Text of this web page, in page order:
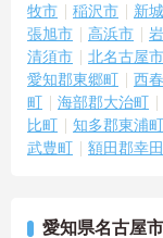
牧市
稲沢市 新
張旭市
高浜市
清須市
北名古屋市
愛知郡東郷町
西
町
海部郡大治町
比町
知多郡東浦町
武豊町
額田郡幸
愛知県名古屋